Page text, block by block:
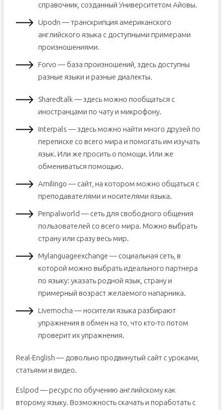
справочник, созданный Университетом Айовы.
Upodn — транскрипция американского
английского языка с доступными примерами
произношениями.
Forvo — база произношений, здесь доступны
разные языки и разные диалекты.
Sharedtalk — здесь можно пообщаться с
иностранцами по чату и микрофону.
Interpals — здесь можно найти много друзей по
переписке со всего мира и помогать им изучать
язык. Или же просить о помощи. Или же
обмениваться помощью.
Amilingo — сайт, на котором можно общаться с
преподавателями и носителями языка.
Penpalworld — сеть для свободного общения
пользователей со всего мира. Можно выбрать
страну или сразу весь мир.
Mylanguageexchange — социальная сеть, в
которой можно выбрать идеального партнера
по языку: указать родной язык, страну и
примерный возраст желаемого напарника.
Livemocha — носители языка разбирают
упражнения в обмен на то, что кто-то потом
проверит их упражнения.
Real-English — довольно продвинутый сайт с уроками,
статьями и видео.
Eslpod — ресурс по обучению английскому как
второму языку. Возможность скачать и поработать с